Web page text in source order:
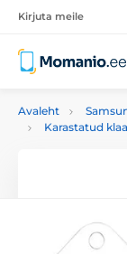
Kirjuta meile
Avaleht
Karastatud